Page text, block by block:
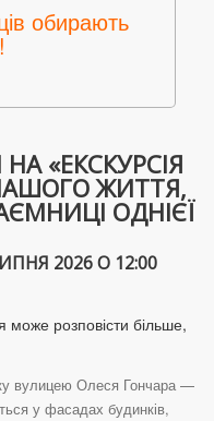
обирають
«ЕКСКУРСІЯ
ЖИТТЯ,
ОДНІЄЇ
2026 О 12:00
розповісти більше,
вулицею Олеся Гончара —
у фасадах будинків,